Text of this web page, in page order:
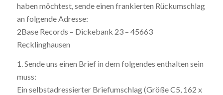
haben möchtest, sende einen frankierten Rückumschlag
an folgende Adresse:
2Base Records – Dickebank 23 – 45663
Recklinghausen
1. Sende uns einen Brief in dem folgendes enthalten sein
muss:
Ein selbstadressierter Briefumschlag (Größe C5, 162 x